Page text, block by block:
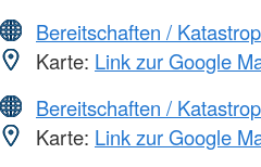
Bereitschaften /
Karte: Link zur Google
Bereitschaften /
Karte: Link zur Google